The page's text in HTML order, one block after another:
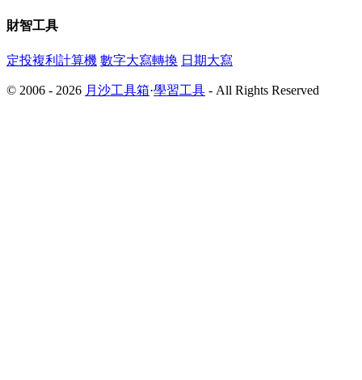
財智工具
定投複利計算機 數字大寫轉換 日期大寫
© 2006 - 2026 月沙工具箱·學習工具 - All Rights Reserved